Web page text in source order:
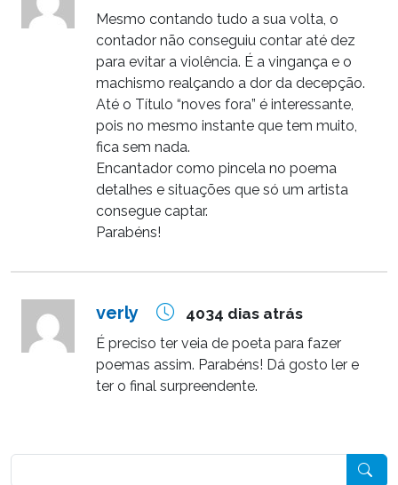
Mesmo contando tudo a sua volta, o
contador não conseguiu contar até dez
para evitar a violência. É a vingança e o
machismo realçando a dor da decepção.
Até o Título “noves fora” é interessante,
pois no mesmo instante que tem muito,
fica sem nada.
Encantador como pincela no poema
detalhes e situações que só um artista
consegue captar.
Parabéns!
verly 4034 dias atrás
É preciso ter veia de poeta para fazer
poemas assim. Parabéns! Dá gosto ler e
ter o final surpreendente.